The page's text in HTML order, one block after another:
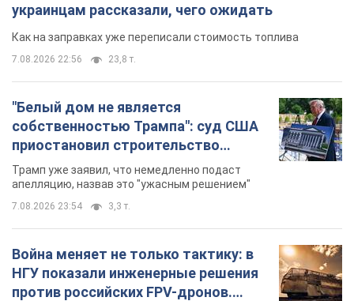
украинцам рассказали, чего ожидать
Как на заправках уже переписали стоимость топлива
7.08.2026 22:56 23,8 т.
"Белый дом не является
собственностью Трампа": суд США
приостановил строительство
бального зала стоимостью 400 млн
долларов
Трамп уже заявил, что немедленно подаст
апелляцию, назвав это "ужасным решением"
7.08.2026 23:54 3,3 т.
Война меняет не только тактику: в
НГУ показали инженерные решения
против российских FPV-дронов.